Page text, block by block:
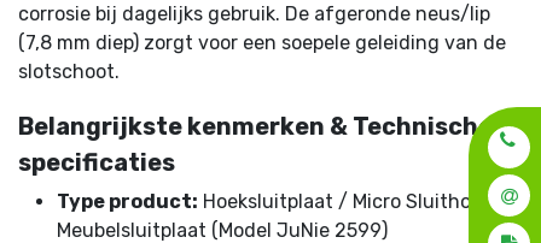
corrosie bij dagelijks gebruik. De afgeronde neus/lip
(7,8 mm diep) zorgt voor een soepele geleiding van de
slotschoot.
Belangrijkste kenmerken & Technische
specificaties
Type product: Hoeksluitplaat / Micro Sluithoek /
Meubelsluitplaat (Model JuNie 2599)